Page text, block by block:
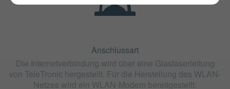
Anschlussart
Die Internetverbindung wird über eine Glasfaserleitung
von TeleTronic hergestellt. Für die Herstellung des WLAN-
Netzes wird ein WLAN-Modem bereitgestellt.